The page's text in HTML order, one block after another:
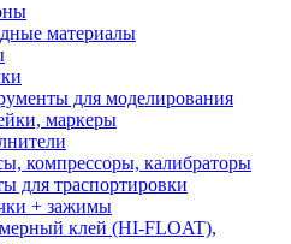
материалы
для моделирования
маркеры
компрессоры, калибраторы
для траспортировки
+ зажимы
клей (HI-FLOAT),